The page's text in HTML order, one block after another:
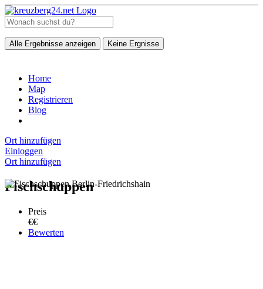
Alle Ergebnisse anzeigen Keine Ergnisse
Home
Map
Registrieren
Blog
Ort hinzufügen
Einloggen
Ort hinzufügen
Fischschuppen
Preis
€€
Bewerten